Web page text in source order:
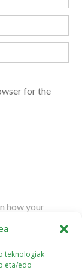
teknologiak
eta/edo
for the
how your